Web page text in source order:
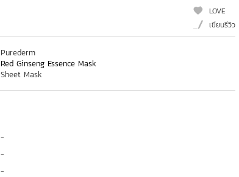
LOVE
เขียนรีวิว
Purederm
Red Ginseng Essence Mask
Sheet Mask
-
-
-